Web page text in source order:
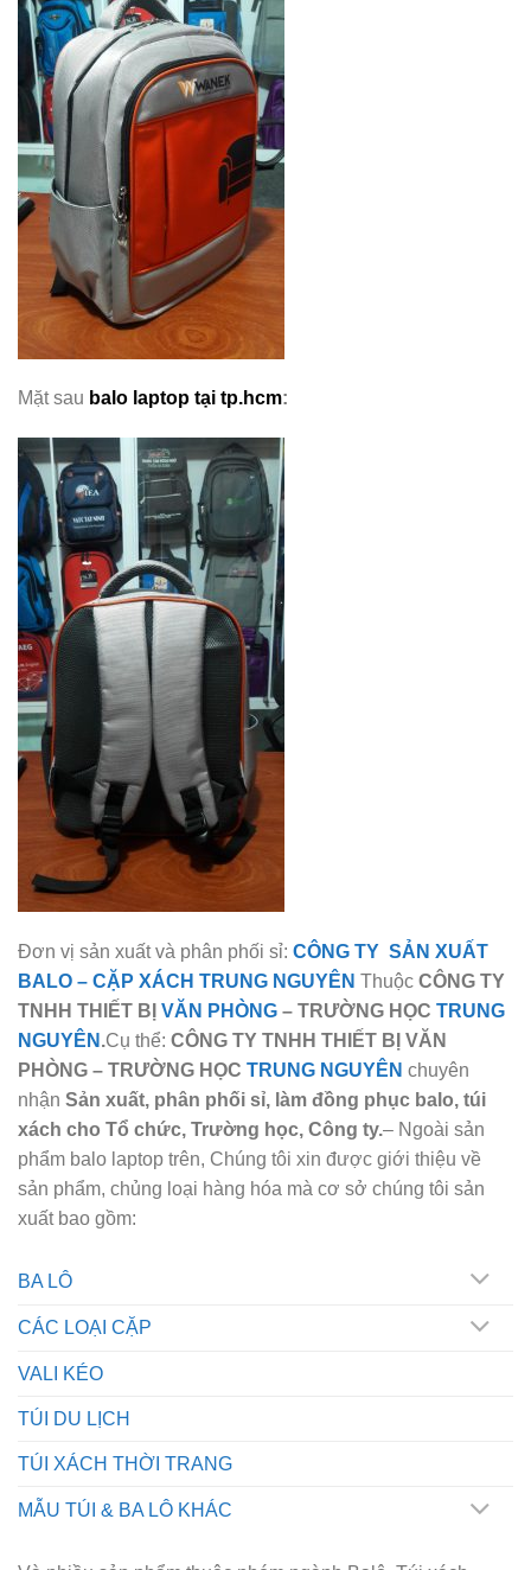
Mặt sau balo laptop tại tp.hcm:
Đơn vị sản xuất và phân phối sỉ: CÔNG TY SẢN XUẤT
BALO – CẶP XÁCH TRUNG NGUYÊN Thuộc CÔNG TY
TNHH THIẾT BỊ VĂN PHÒNG – TRƯỜNG HỌC TRUNG
NGUYÊN .Cụ thể: CÔNG TY TNHH THIẾT BỊ VĂN
PHÒNG – TRƯỜNG HỌC TRUNG NGUYÊN chuyên
nhận Sản xuất, phân phối sỉ, làm đồng phục balo, túi
xách cho Tổ chức, Trường học, Công ty.– Ngoài sản
phẩm balo laptop trên, Chúng tôi xin được giới thiệu về
sản phẩm, chủng loại hàng hóa mà cơ sở chúng tôi sản
xuất bao gồm:
BA LÔ
CÁC LOẠI CẶP
VALI KÉO
TÚI DU LỊCH
TÚI XÁCH THỜI TRANG
MẪU TÚI & BA LÔ KHÁC